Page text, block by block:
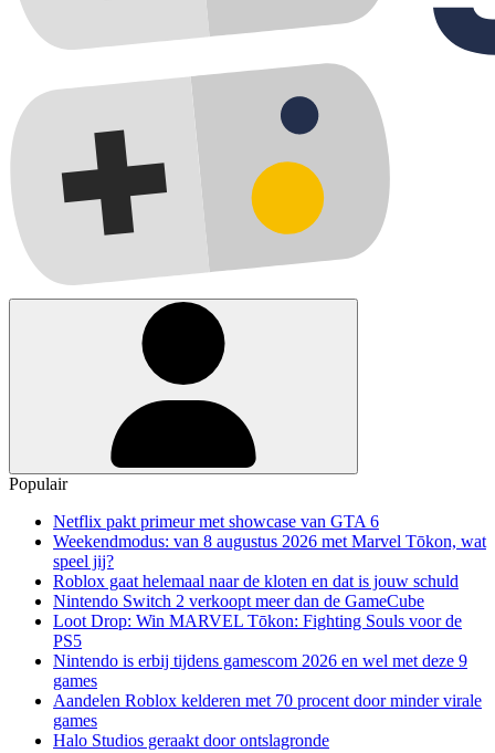
Populair
Netflix pakt primeur met showcase van GTA 6
Weekendmodus: van 8 augustus 2026 met Marvel Tōkon, wat
speel jij?
Roblox gaat helemaal naar de kloten en dat is jouw schuld
Nintendo Switch 2 verkoopt meer dan de GameCube
Loot Drop: Win MARVEL Tōkon: Fighting Souls voor de
PS5
Nintendo is erbij tijdens gamescom 2026 en wel met deze 9
games
Aandelen Roblox kelderen met 70 procent door minder virale
games
Halo Studios geraakt door ontslagronde